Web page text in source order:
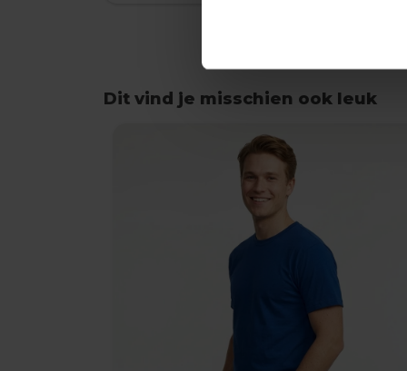
Dit vind je misschien ook leuk